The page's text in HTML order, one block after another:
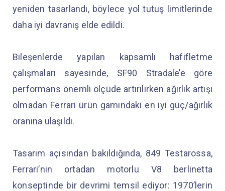
yeniden tasarlandı, böylece yol tutuş limitlerinde
daha iyi davranış elde edildi.
Bileşenlerde yapılan kapsamlı hafifletme
çalışmaları sayesinde, SF90 Stradale’e göre
performans önemli ölçüde artırılırken ağırlık artışı
olmadan Ferrari ürün gamındaki en iyi güç/ağırlık
oranına ulaşıldı.
Tasarım açısından bakıldığında, 849 Testarossa,
Ferrari’nin ortadan motorlu V8 berlinetta
konseptinde bir devrimi temsil ediyor: 1970’lerin